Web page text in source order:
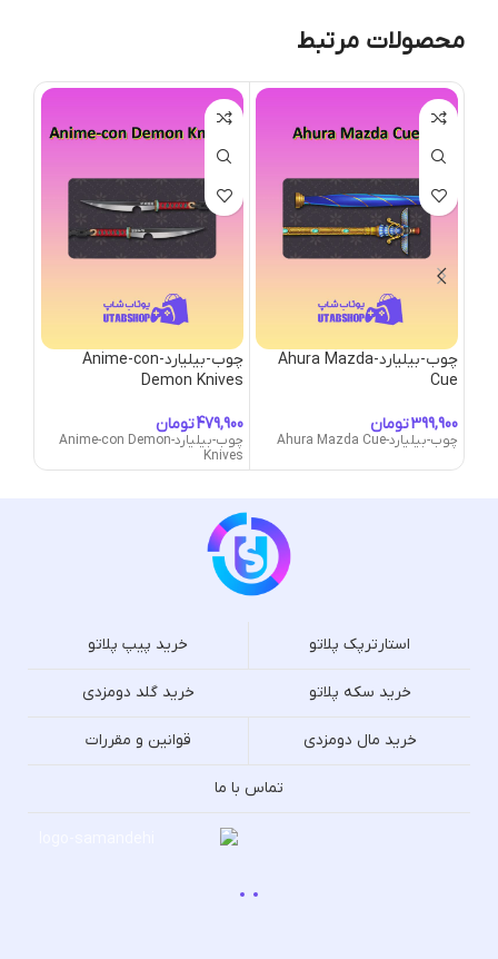
محصولات مرتبط
چوب-بیلیارد-Ahura Mazda
Cue
تومان
چوب-بیلیارد-Ahura Mazda Cue
چوب-بیلیارد-Anime-con
Demon Knives
تومان
چوب-بیلیارد-Anime-con Demon
Knives
استارترپک پلاتو خرید پیپ پلاتو
خرید سکه پلاتو خرید گلد دومزدی
خرید مال دومزدی قوانین و مقررات
تماس با ما